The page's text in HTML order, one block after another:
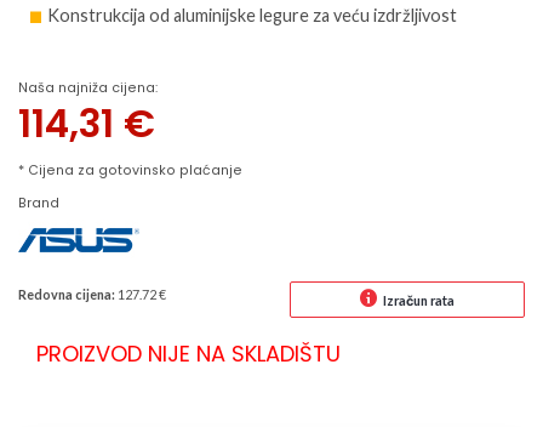
Konstrukcija od aluminijske legure za veću izdržljivost
Naša najniža cijena:
114,31 €
* Cijena za gotovinsko plaćanje
Brand
Redovna cijena: 127.72 € Izračun rata
PROIZVOD NIJE NA SKLADIŠTU